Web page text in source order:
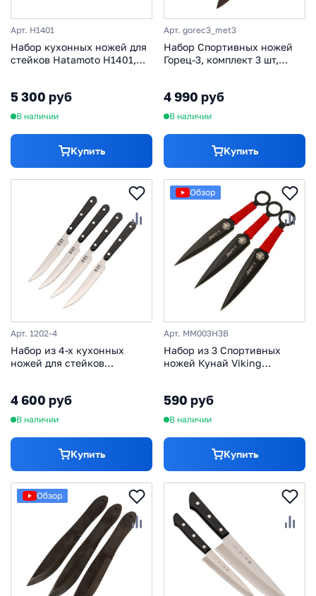
Арт. H1401
Набор кухонных ножей для
стейков Hatamoto H1401,
5 300 руб
В наличии
Купить
Арт. gorec3_met3
Набор Спортивных ножей
Горец-3, комплект 3 шт,
4 990 руб
В наличии
Купить
Арт. 1202-4
Набор из 4-х кухонных
ножей для стейков
стабилизированная
древесина, черный
4 600 руб
В наличии
Купить
Обзор
Арт. MM003H3B
Набор из 3 Спортивных
ножей Кунай Viking
590 руб
В наличии
Купить
Обзор